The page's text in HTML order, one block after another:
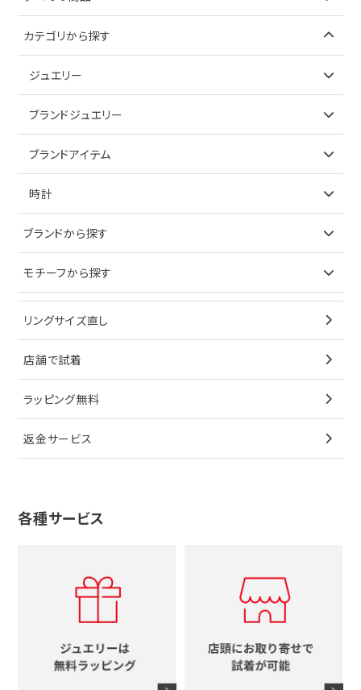
カテゴリから探す
ジュエリー
アイテムで探す
ブレスレット
ペンダントトップ
ブローチ
その他
ノーブランドジュエリーをすべて見る
ブランドジュエリー
アイテムで探す
イヤリング
ブレスレット
ペンダントトップ
ブローチ
その他
ティファニー
ブルガリ
グッチ
ブランドアイテム
アイテムで探す
キーケース
サングラス
シューズ
香水
シャネル
コーチ
ブランドアイテムをすべて見る
時計
ブランドで探す
オメガ
シャネル
タグホイヤー
カルティエ
セイコー
メンズ時計
時計をすべて見る
ブランドから探す
ティファニー
ブルガリ
カルティエ
ウノアエレ
4℃
グッチ
ルイヴィトン
エルメス
シャネル
モチーフから探す
星
リボン
花
十字架
イニシャル
リングサイズ直し
店舗で試着
ラッピング無料
返金サービス
各種サービス